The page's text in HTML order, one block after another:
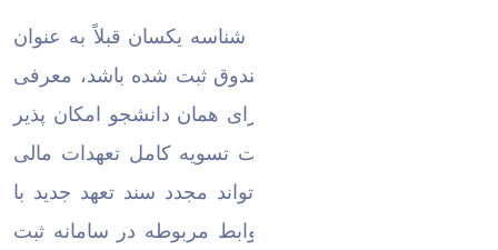
-چنانچه شخصی با کدملی با شناسه یکسان قبلاً به عنوان
ضامن دانشجو در سامانه صندوق ثبت شده باشد، معرفی
مجدد وی به عنوان ضامن برای همان دانشجو امکان پذیر
نمی باشد. دانشجو در صورت تسویه کامل تعهدات مالی
نسبت به صندوق رفاه می تواند مجدد سند تعهد جدید با
ضامن قبلی را با رعایت ضوابط مربوطه در سامانه ثبت